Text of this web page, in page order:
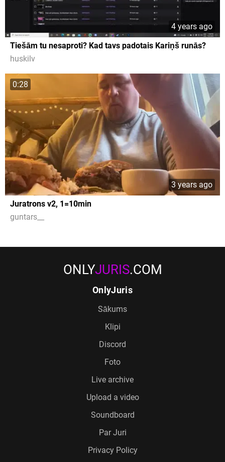
4 years ago
Tiešām tu nesaproti? Kad tavs padotais Kariņš runās?
huskilv
0:28
3 years ago
Juratrons v2, 1=10min
guntars__
ONLYJURIS.COM
OnlyJuris
Sākums
Klipi
Discord
Foto
Live archive
Upload a video
Soundboard
Par Juri
Privacy Policy